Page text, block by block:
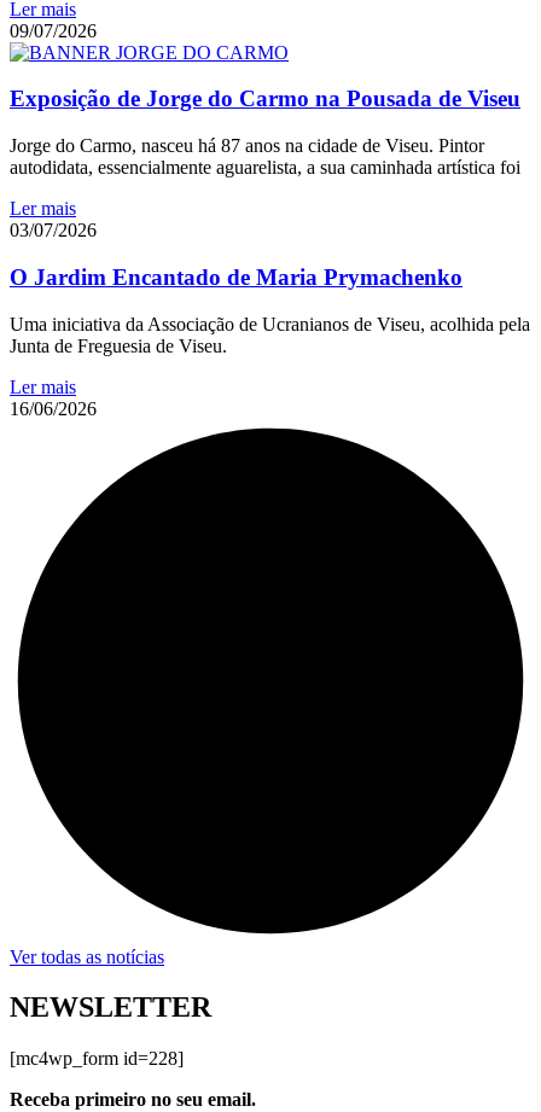
Ler mais
09/07/2026
Exposição de Jorge do Carmo na Pousada de Viseu
Jorge do Carmo, nasceu há 87 anos na cidade de Viseu. Pintor
autodidata, essencialmente aguarelista, a sua caminhada artística foi
Ler mais
03/07/2026
O Jardim Encantado de Maria Prymachenko
Uma iniciativa da Associação de Ucranianos de Viseu, acolhida pela
Junta de Freguesia de Viseu.
Ler mais
16/06/2026
Ver todas as notícias
NEWSLETTER
[mc4wp_form id=228]
Receba primeiro no seu email.